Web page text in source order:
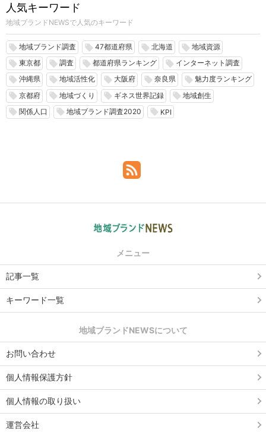
人気キーワード
地域ブランドNEWSで人気のキーワード
local_offer 地域ブランド調査 local_offer 47都道府県 local_offer 北海道 local_offer 地域資源
local_offer 東京都 local_offer 調査 local_offer 都道府県ランキング local_offer インターネット調査
local_offer 沖縄県 local_offer 地域活性化 local_offer 大阪府 local_offer 奈良県 local_offer 魅力度ランキング
local_offer 京都府 local_offer 地域づくり local_offer ギネス世界記録 local_offer 地域創生
local_offer 関係人口 local_offer 地域ブランド調査2020 local_offer KPI
メニュー
記事一覧
キーワード一覧
地域ブランドNEWSについて
お問い合わせ
個人情報保護方針
個人情報の取り扱い
運営会社